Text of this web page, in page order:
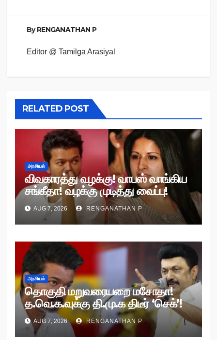
ByRENGANATHAN P
Editor @ Tamilga Arasiyal
RELATED POST
அரசியல்
விவகாரத்து வழக்கு! வாபஸ் வாங்கிய
சங்கீதா! வழக்கு முடித்து வைப்பு!
AUG 7, 2026 RENGANATHAN P
அரசியல்
தொகுதி மறுவரையறை மசோதா!
த.வெ.க.வுக்கு தி.மு.க திடீர் ‘செக்’!
AUG 7, 2026 RENGANATHAN P